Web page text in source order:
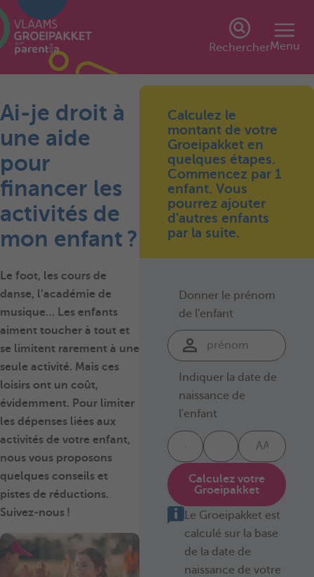
RechercherMenu
Ai-je droit à
une aide
pour
financer les
activités de
mon enfant ?
Le foot, les cours de
danse, l’académie de
musique… Les enfants
aiment toucher à tout et
se limitent rarement à une
seule activité. Mais ces
loisirs ont un coût,
évidemment. Pour limiter
les dépenses liées aux
activités de votre enfant,
nous vous proposons
quelques conseils et
pistes de réductions.
Suivez-nous !
Calculez le
montant de votre
Groeipakket en
quelques étapes.
Commencez par 1
enfant. Vous
pourrez ajouter
d'autres enfants
par la suite.
Donner le prénom
de l'enfant
Indiquer la date de
naissance de
l'enfant
Calculez votre
Groeipakket
Le Groeipakket est
calculé sur la base
de la date de
naissance de votre